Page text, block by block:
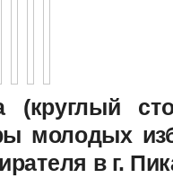
(круглый
молодых
в г.